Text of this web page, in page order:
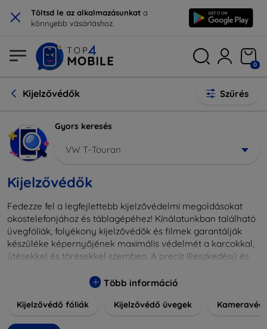
× Töltsd le az alkalmazásunkat a
könnyebb vásárláshoz.
0
Kijelzővédők Szűrés
Gyors keresés
VW T-Touran
Kijelzővédők
Fedezze fel a legfejlettebb kijelzővédelmi megoldásokat
okostelefonjához és táblagépéhez! Kínálatunkban található
üvegfóliák, folyékony kijelzővédők és filmek garantálják
készüléke képernyőjének maximális védelmét a karcokkal,
ütésekkel és törésekkel szemben. A precíz illeszkedésű és
hanem kristálytiszta képet is biztosítanak, megőrzi a
és stílusú kijelzővédőink közül, hogy a mindennapok során is
Több információ
Kijelzővédő fóliák Kijelzővédő üvegek